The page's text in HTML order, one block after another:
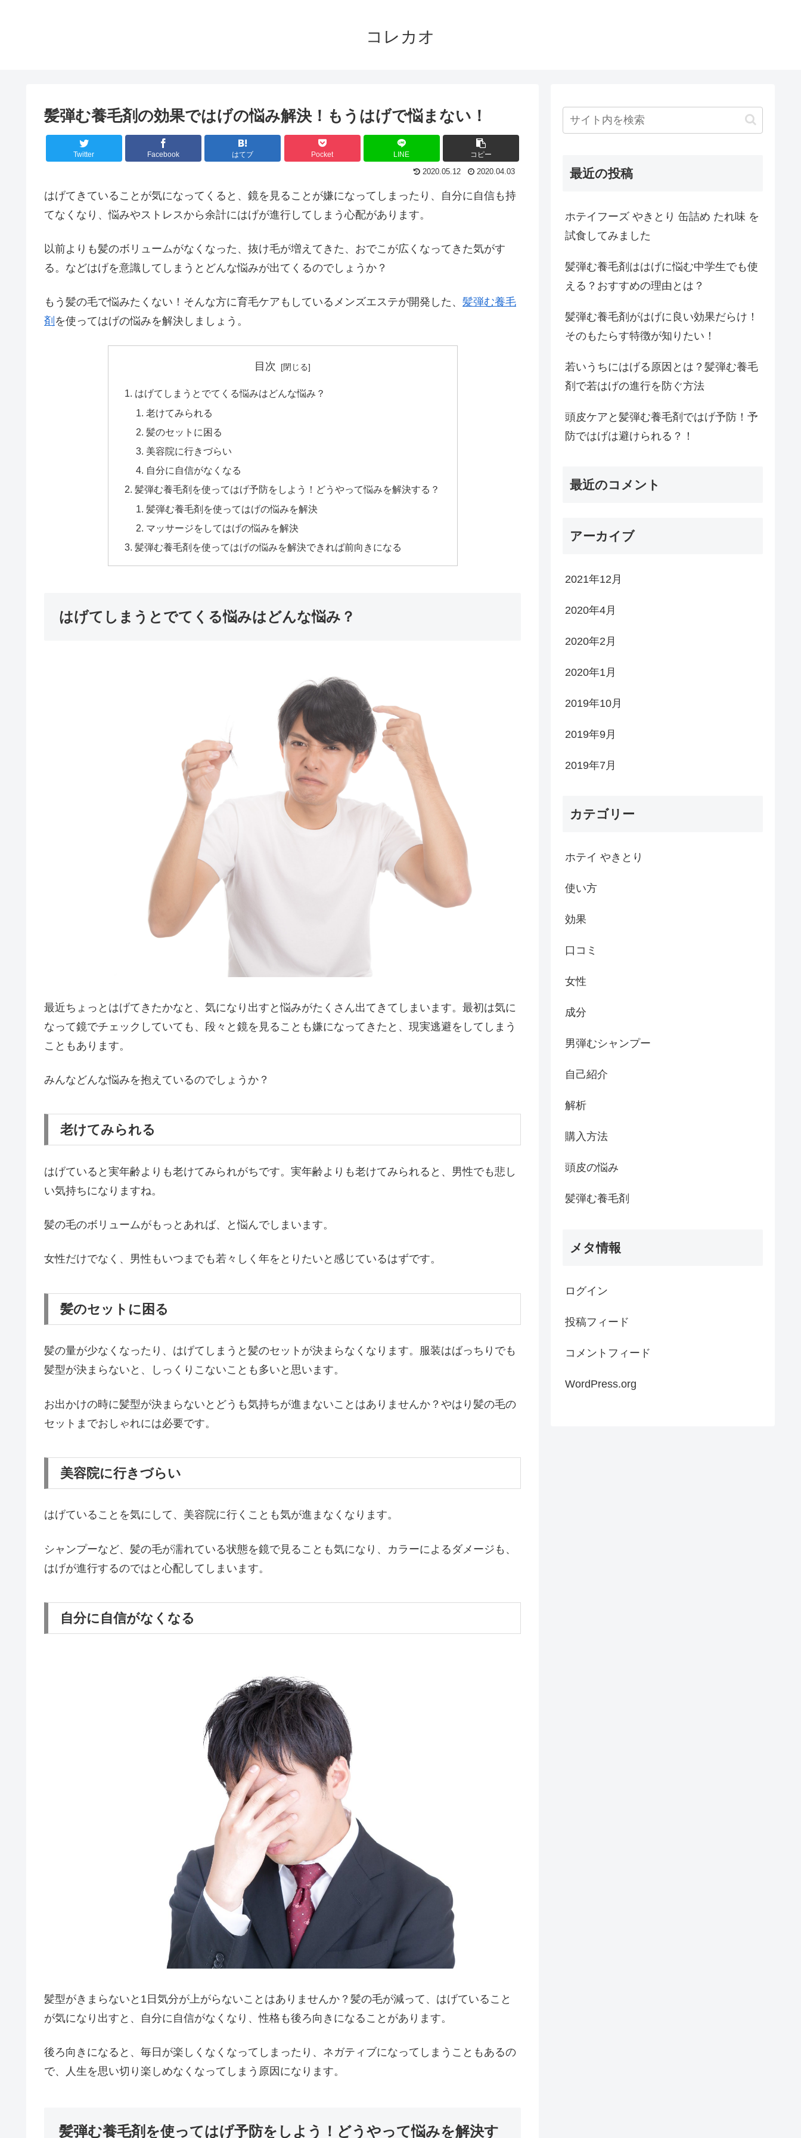
コレカオ
髪弾む養毛剤の効果ではげの悩み解決！もうはげで悩まない！
Twitter Facebook はてブ Pocket LINE コピー
2020.05.12 2020.04.03
はげてきていることが気になってくると、鏡を見ることが嫌になってしまったり、自分に自信も持
てなくなり、悩みやストレスから余計にはげが進行してしまう心配があります。
以前よりも髪のボリュームがなくなった、抜け毛が増えてきた、おでこが広くなってきた気がす
る。などはげを意識してしまうとどんな悩みが出てくるのでしょうか？
もう髪の毛で悩みたくない！そんな方に育毛ケアもしているメンズエステが開発した、 髪弾む養毛
剤 を使ってはげの悩みを解決しましょう。
目次
はげてしまうとでてくる悩みはどんな悩み？
老けてみられる
髪のセットに困る
美容院に行きづらい
自分に自信がなくなる
髪弾む養毛剤を使ってはげ予防をしよう！どうやって悩みを解決する？
髪弾む養毛剤を使ってはげの悩みを解決
マッサージをしてはげの悩みを解決
髪弾む養毛剤を使ってはげの悩みを解決できれば前向きになる
はげてしまうとでてくる悩みはどんな悩み？
最近ちょっとはげてきたかなと、気になり出すと悩みがたくさん出てきてしまいます。最初は気に
なって鏡でチェックしていても、段々と鏡を見ることも嫌になってきたと、現実逃避をしてしまう
こともあります。
みんなどんな悩みを抱えているのでしょうか？
老けてみられる
はげていると実年齢よりも老けてみられがちです。実年齢よりも老けてみられると、男性でも悲し
い気持ちになりますね。
髪の毛のボリュームがもっとあれば、と悩んでしまいます。
女性だけでなく、男性もいつまでも若々しく年をとりたいと感じているはずです。
髪のセットに困る
髪の量が少なくなったり、はげてしまうと髪のセットが決まらなくなります。服装はばっちりでも
髪型が決まらないと、しっくりこないことも多いと思います。
お出かけの時に髪型が決まらないとどうも気持ちが進まないことはありませんか？やはり髪の毛の
セットまでおしゃれには必要です。
美容院に行きづらい
はげていることを気にして、美容院に行くことも気が進まなくなります。
シャンプーなど、髪の毛が濡れている状態を鏡で見ることも気になり、カラーによるダメージも、
はげが進行するのではと心配してしまいます。
自分に自信がなくなる
髪型がきまらないと1日気分が上がらないことはありませんか？髪の毛が減って、はげていること
が気になり出すと、自分に自信がなくなり、性格も後ろ向きになることがあります。
後ろ向きになると、毎日が楽しくなくなってしまったり、ネガティブになってしまうこともあるの
で、人生を思い切り楽しめなくなってしまう原因になります。
髪弾む養毛剤を使ってはげ予防をしよう！どうやって悩みを解決す
最近の投稿
ホテイフーズ やきとり 缶詰め たれ味 を
試食してみました
髪弾む養毛剤ははげに悩む中学生でも使
える？おすすめの理由とは？
髪弾む養毛剤がはげに良い効果だらけ！
そのもたらす特徴が知りたい！
若いうちにはげる原因とは？髪弾む養毛
剤で若はげの進行を防ぐ方法
頭皮ケアと髪弾む養毛剤ではげ予防！予
防ではげは避けられる？！
最近のコメント
アーカイブ
2021年12月
2020年4月
2020年2月
2020年1月
2019年10月
2019年9月
2019年7月
カテゴリー
ホテイ やきとり
使い方
効果
口コミ
女性
成分
男弾むシャンプー
自己紹介
解析
購入方法
頭皮の悩み
髪弾む養毛剤
メタ情報
ログイン
投稿フィード
コメントフィード
WordPress.org